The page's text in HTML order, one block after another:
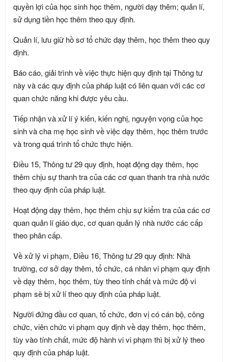
quyền lợi của học sinh học thêm, người dạy thêm; quản lí,
sử dụng tiền học thêm theo quy định.
Quản lí, lưu giữ hồ sơ tổ chức dạy thêm, học thêm theo quy
định.
Báo cáo, giải trình về việc thực hiện quy định tại Thông tư
này và các quy định của pháp luật có liên quan với các cơ
quan chức năng khi được yêu cầu.
Tiếp nhận và xử lí ý kiến, kiến nghị, nguyện vọng của học
sinh và cha mẹ học sinh về việc dạy thêm, học thêm trước
và trong quá trình tổ chức thực hiện.
Điều 15, Thông tư 29 quy định, hoạt động dạy thêm, học
thêm chịu sự thanh tra của các cơ quan thanh tra nhà nước
theo quy định của pháp luật.
Hoạt động dạy thêm, học thêm chịu sự kiểm tra của các cơ
quan quản lí giáo dục, cơ quan quản lý nhà nước các cấp
theo phân cấp.
Về xử lý vi phạm, Điều 16, Thông tư 29 quy định: Nhà
trường, cơ sở dạy thêm, tổ chức, cá nhân vi phạm quy định
về dạy thêm, học thêm, tùy theo tính chất và mức độ vi
phạm sẽ bị xử lí theo quy định của pháp luật.
Người đứng đầu cơ quan, tổ chức, đơn vị có cán bộ, công
chức, viên chức vi phạm quy định về dạy thêm, học thêm,
tùy vào tính chất, mức độ hành vi vi phạm thì bị xử lý theo
quy định của pháp luật.